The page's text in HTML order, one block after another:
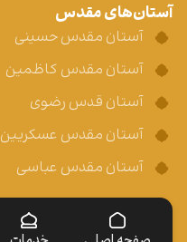
آستان‌های مقدس
آستان مقدس حسینی
آستان مقدس کاظمین
آستان قدس رضوی
آستان مقدس عسکریین
آستان مقدس عباسی